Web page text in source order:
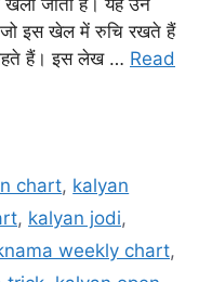
खेला जाता है। यह उन
जो इस खेल में रुचि रखते हैं
हैं। इस लेख … Read
chart, kalyan
, kalyan jodi,
weekly chart,